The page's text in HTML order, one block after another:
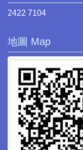
2422 7104
地圖 Map